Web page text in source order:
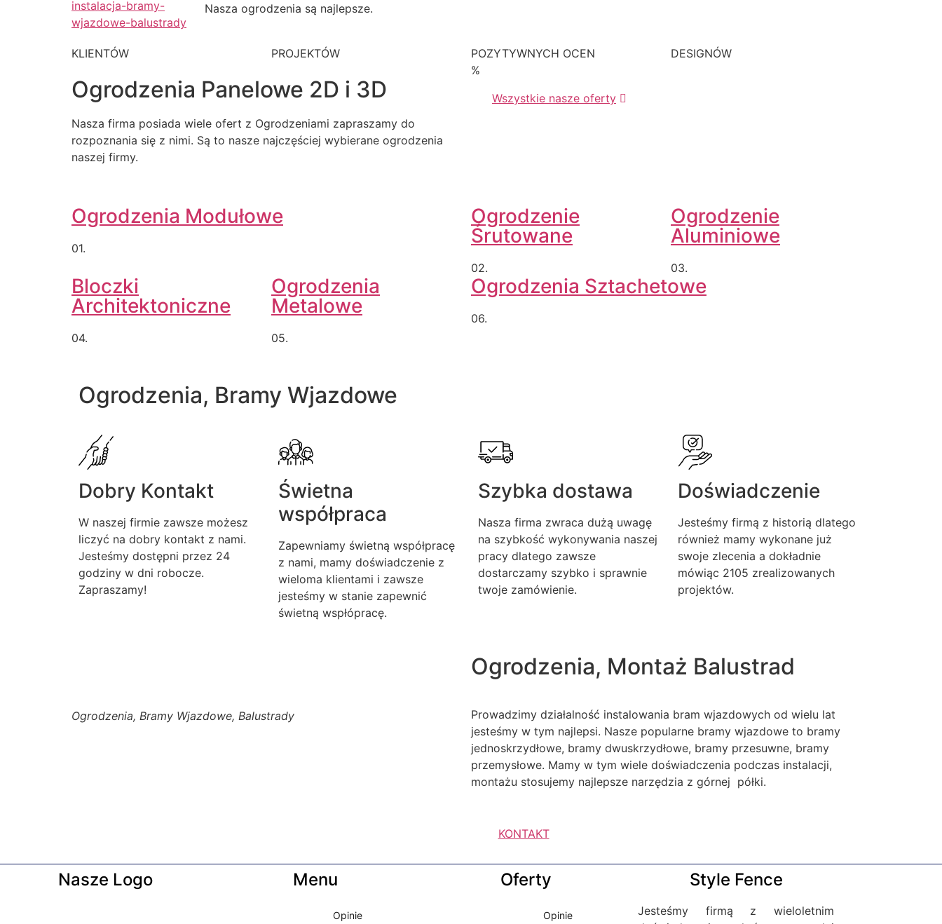
Nasza ogrodzenia są najlepsze.
KLIENTÓW PROJEKTÓW
POZYTYWNYCH OCEN
%
DESIGNÓW
Ogrodzenia Panelowe 2D i 3D
Nasza firma posiada wiele ofert z Ogrodzeniami zapraszamy do
rozpoznania się z nimi. Są to nasze najczęściej wybierane ogrodzenia
naszej firmy.
Wszystkie nasze oferty
Ogrodzenia Modułowe
01.
Ogrodzenie
Śrutowane
02.
Ogrodzenie
Aluminiowe
03.
Bloczki
Architektoniczne
04.
Ogrodzenia
Metalowe
05.
Ogrodzenia Sztachetowe
06.
Ogrodzenia, Bramy Wjazdowe
Dobry Kontakt
W naszej firmie zawsze możesz
liczyć na dobry kontakt z nami.
Jesteśmy dostępni przez 24
godziny w dni robocze.
Zapraszamy!
Świetna
współpraca
Zapewniamy świetną współpracę
z nami, mamy doświadczenie z
wieloma klientami i zawsze
jesteśmy w stanie zapewnić
świetną wspłópracę.
Szybka dostawa
Nasza firma zwraca dużą uwagę
na szybkość wykonywania naszej
pracy dlatego zawsze
dostarczamy szybko i sprawnie
twoje zamówienie.
Doświadczenie
Jesteśmy firmą z historią dlatego
również mamy wykonane już
swoje zlecenia a dokładnie
mówiąc 2105 zrealizowanych
projektów.
Ogrodzenia, Bramy Wjazdowe, Balustrady
Ogrodzenia, Montaż Balustrad
Prowadzimy działalność instalowania bram wjazdowych od wielu lat
jesteśmy w tym najlepsi. Nasze popularne bramy wjazdowe to bramy
jednoskrzydłowe, bramy dwuskrzydłowe, bramy przesuwne, bramy
przemysłowe. Mamy w tym wiele doświadczenia podczas instalacji,
montażu stosujemy najlepsze narzędzia z górnej półki.
KONTAKT
Nasze Logo Menu
Opinie
Oferty
Opinie
Style Fence
Jesteśmy firmą z wieloletnim